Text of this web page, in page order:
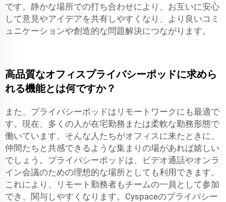
です。静かな場所での打ち合わせにより、お互いに安心
して意見やアイデアを共有しやすくなり、より良いコミ
ュニケーションや創造的な問題解決につながります。
高品質なオフィスプライバシーポッドに求めら
れる機能とは何ですか？
また、プライバシーポッドはリモートワークにも最適で
す。現在、多くの人が在宅勤務または柔軟な勤務形態で
働いています。そんな人たちがオフィスに来たときに、
仲間たちと共感できるような集まりの場があれば嬉しい
でしょう。プライバシーポッドは、ビデオ通話やオンラ
イン会議のための理想的な場所としても利用できます。
これにより、リモート勤務者もチームの一員として参加
でき、関与しやすくなります。Cyspaceのプライバシー